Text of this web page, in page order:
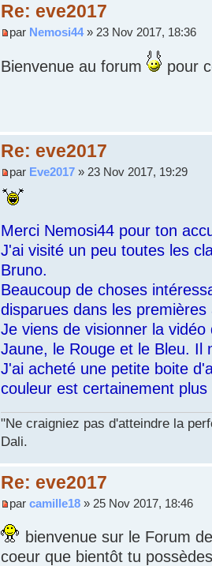
Re: eve2017
par Nemosi44» 23 Nov 2017, 18:36
Bienvenue au forum pour
Re: eve2017
par Eve2017 » 23 Nov 2017, 19:29
Merci Nemosi44 pour ton
J'ai visité un peu toutes les
Bruno.
Beaucoup de choses
disparues dans les premières
Je viens de visionner la
Jaune, le Rouge et le Bleu. Il
J'ai acheté une petite boite
couleur est certainement
"Ne craigniez pas d'atteindre la
Dali.
Re: eve2017
parcamille18 » 25 Nov 2017, 18:46
bienvenue sur le Forum
coeur que bientôt tu